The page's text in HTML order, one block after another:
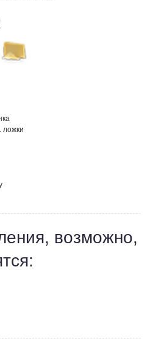
ложки
возможно,